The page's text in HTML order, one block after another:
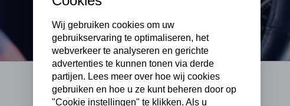
Wij gebruiken cookies om uw
gebruikservaring te optimaliseren, het
webverkeer te analyseren en gerichte
advertenties te kunnen tonen via derde
partijen. Lees meer over hoe wij cookies
gebruiken en hoe u ze kunt beheren door op
"Cookie instellingen" te klikken. Als u